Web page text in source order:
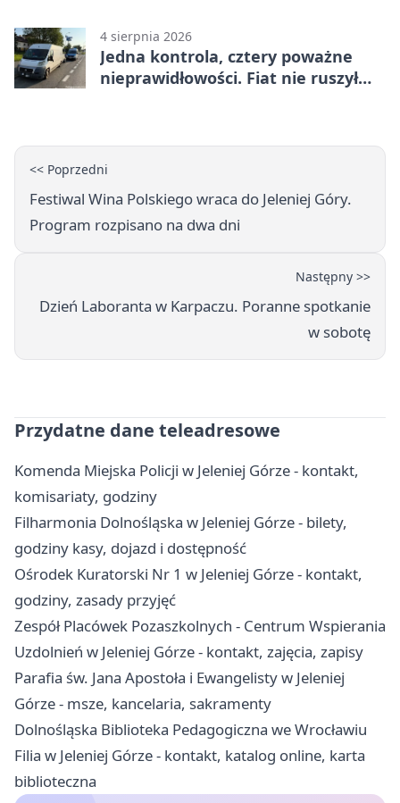
4 sierpnia 2026
Jedna kontrola, cztery poważne
nieprawidłowości. Fiat nie ruszył
<< Poprzedni
Festiwal Wina Polskiego wraca do Jeleniej Góry.
Program rozpisano na dwa dni
Następny >>
Dzień Laboranta w Karpaczu. Poranne spotkanie
w sobotę
Przydatne dane teleadresowe
Komenda Miejska Policji w Jeleniej Górze - kontakt,
komisariaty, godziny
Filharmonia Dolnośląska w Jeleniej Górze - bilety,
godziny kasy, dojazd i dostępność
Ośrodek Kuratorski Nr 1 w Jeleniej Górze - kontakt,
godziny, zasady przyjęć
Zespół Placówek Pozaszkolnych - Centrum Wspierania
Uzdolnień w Jeleniej Górze - kontakt, zajęcia, zapisy
Parafia św. Jana Apostoła i Ewangelisty w Jeleniej
Górze - msze, kancelaria, sakramenty
Dolnośląska Biblioteka Pedagogiczna we Wrocławiu
Filia w Jeleniej Górze - kontakt, katalog online, karta
biblioteczna